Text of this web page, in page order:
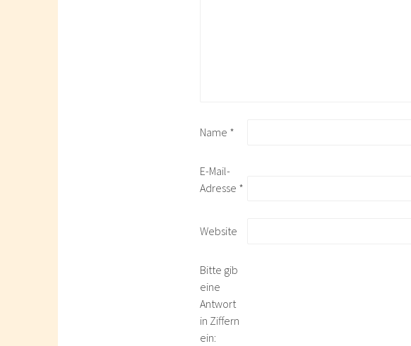
Name *
E-Mail-
Adresse *
Website
Bitte gib
eine
Antwort
in Ziffern
ein: